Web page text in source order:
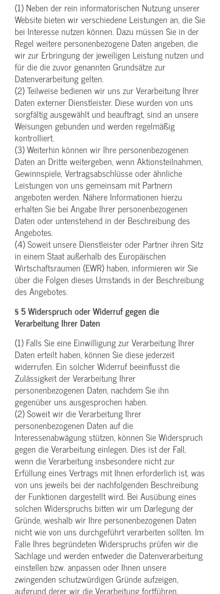
(1) Neben der rein informatorischen Nutzung unserer
Website bieten wir verschiedene Leistungen an, die Sie
bei Interesse nutzen können. Dazu müssen Sie in der
Regel weitere personenbezogene Daten angeben, die
wir zur Erbringung der jeweiligen Leistung nutzen und
für die die zuvor genannten Grundsätze zur
Datenverarbeitung gelten.
(2) Teilweise bedienen wir uns zur Verarbeitung Ihrer
Daten externer Dienstleister. Diese wurden von uns
sorgfältig ausgewählt und beauftragt, sind an unsere
Weisungen gebunden und werden regelmäßig
kontrolliert.
(3) Weiterhin können wir Ihre personenbezogenen
Daten an Dritte weitergeben, wenn Aktionsteilnahmen,
Gewinnspiele, Vertragsabschlüsse oder ähnliche
Leistungen von uns gemeinsam mit Partnern
angeboten werden. Nähere Informationen hierzu
erhalten Sie bei Angabe Ihrer personenbezogenen
Daten oder untenstehend in der Beschreibung des
Angebotes.
(4) Soweit unsere Dienstleister oder Partner ihren Sitz
in einem Staat außerhalb des Europäischen
Wirtschaftsraumen (EWR) haben, informieren wir Sie
über die Folgen dieses Umstands in der Beschreibung
des Angebotes.
§ 5 Widerspruch oder Widerruf gegen die
Verarbeitung Ihrer Daten
(1) Falls Sie eine Einwilligung zur Verarbeitung Ihrer
Daten erteilt haben, können Sie diese jederzeit
widerrufen. Ein solcher Widerruf beeinflusst die
Zulässigkeit der Verarbeitung Ihrer
personenbezogenen Daten, nachdem Sie ihn
gegenüber uns ausgesprochen haben.
(2) Soweit wir die Verarbeitung Ihrer
personenbezogenen Daten auf die
Interessenabwägung stützen, können Sie Widerspruch
gegen die Verarbeitung einlegen. Dies ist der Fall,
wenn die Verarbeitung insbesondere nicht zur
Erfüllung eines Vertrags mit Ihnen erforderlich ist, was
von uns jeweils bei der nachfolgenden Beschreibung
der Funktionen dargestellt wird. Bei Ausübung eines
solchen Widerspruchs bitten wir um Darlegung der
Gründe, weshalb wir Ihre personenbezogenen Daten
nicht wie von uns durchgeführt verarbeiten sollten. Im
Falle Ihres begründeten Widerspruchs prüfen wir die
Sachlage und werden entweder die Datenverarbeitung
einstellen bzw. anpassen oder Ihnen unsere
zwingenden schutzwürdigen Gründe aufzeigen,
aufgrund derer wir die Verarbeitung fortführen.